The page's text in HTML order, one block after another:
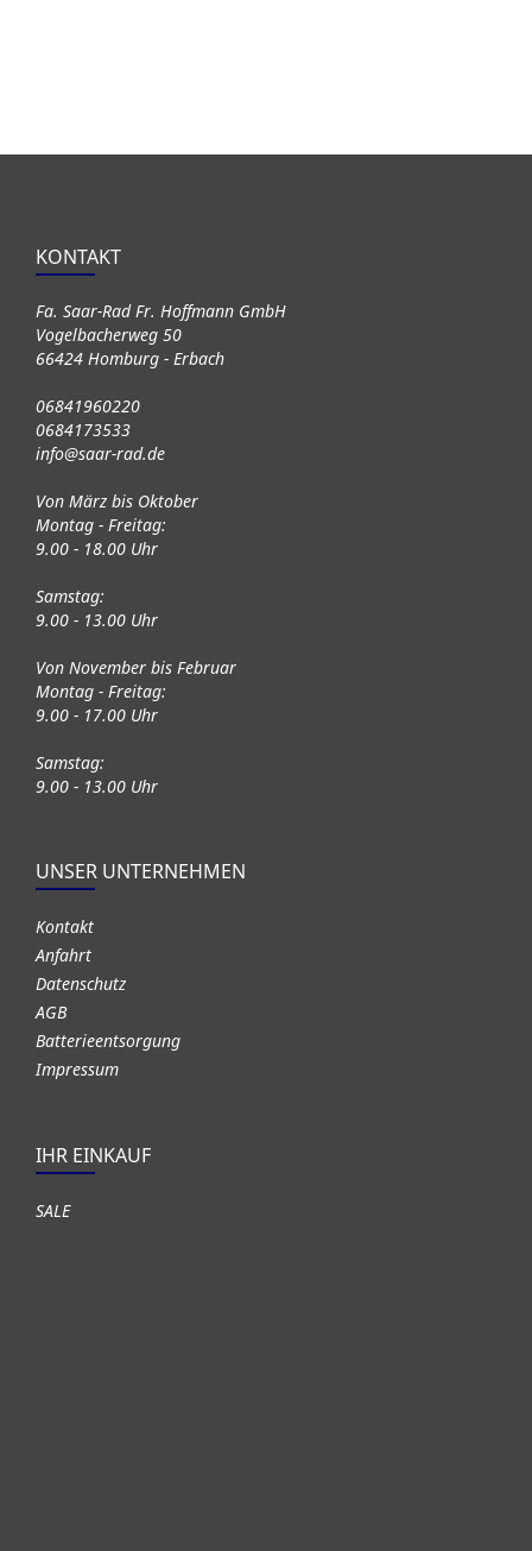
KONTAKT
Fa. Saar-Rad Fr. Hoffmann GmbH
Vogelbacherweg 50
66424 Homburg - Erbach
06841960220
0684173533
info@saar-rad.de
Von März bis Oktober
Montag - Freitag:
9.00 - 18.00 Uhr
Samstag:
9.00 - 13.00 Uhr
Von November bis Februar
Montag - Freitag:
9.00 - 17.00 Uhr
Samstag:
9.00 - 13.00 Uhr
UNSER UNTERNEHMEN
Kontakt
Anfahrt
Datenschutz
AGB
Batterieentsorgung
Impressum
IHR EINKAUF
SALE